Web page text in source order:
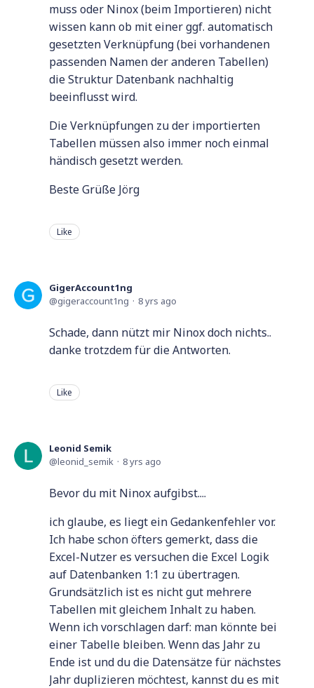
muss oder Ninox (beim Importieren) nicht
wissen kann ob mit einer ggf. automatisch
gesetzten Verknüpfung (bei vorhandenen
passenden Namen der anderen Tabellen)
die Struktur Datenbank nachhaltig
beeinflusst wird.
Die Verknüpfungen zu der importierten
Tabellen müssen also immer noch einmal
händisch gesetzt werden.
Beste Grüße Jörg
Like
GigerAccount1ng
gigeraccount1ng
8 yrs ago
Schade, dann nützt mir Ninox doch nichts..
danke trotzdem für die Antworten.
Like
Leonid Semik
leonid_semik
8 yrs ago
Bevor du mit Ninox aufgibst....
ich glaube, es liegt ein Gedankenfehler vor.
Ich habe schon öfters gemerkt, dass die
Excel-Nutzer es versuchen die Excel Logik
auf Datenbanken 1:1 zu übertragen.
Grundsätzlich ist es nicht gut mehrere
Tabellen mit gleichem Inhalt zu haben.
Wenn ich vorschlagen darf: man könnte bei
einer Tabelle bleiben. Wenn das Jahr zu
Ende ist und du die Datensätze für nächstes
Jahr duplizieren möchtest, kannst du es mit